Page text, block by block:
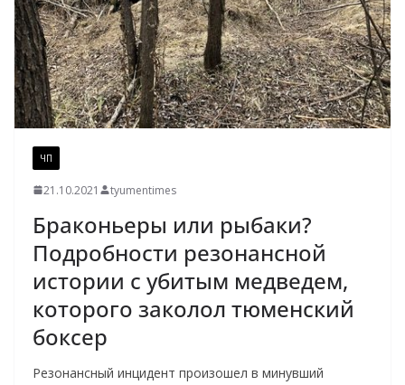
ЧП
21.10.2021 tyumentimes
Браконьеры или рыбаки?
Подробности резонансной
истории с убитым медведем,
которого заколол тюменский
боксер
Резонансный инцидент произошел в минувший